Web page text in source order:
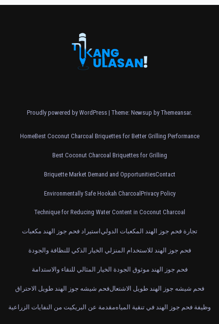
Proudly powered by WordPress | Theme: Newsup by Themeansar.
HomeBest Coconut Charcoal Briquettes for Better Grilling Performance
Best Coconut Charcoal Briquettes for Grilling
Briquette Market Demand and OpportunitiesContact
Environmentally Safe Hookah CharcoalPrivacy Policy
Technique for Reducing Water Content in Coconut Charcoal
استيراد فحم جوز الهند مكعبات تجارة فحم جوز الهند المكعبات الدولي
فحم جوز الهند للاستخدام المنزلي الخيار الذكي للنظافة والجودة
فحم جوز الهند موثوق الجودة الخيار المثالي للنقاء والاستدامة
فحم شيشه جوز الهند طويل الاحتراقفحم شيشه جوز الهند طويل الاشتعال
مقدمة عن البريكيت من النفايات الزراعيةوظيفة فحم جوز الهند في تنقية المياه